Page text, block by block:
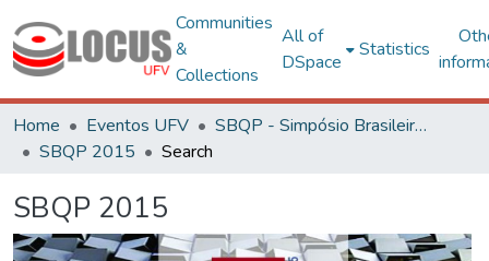
Communities
&
Collections
All of
DSpace
Statistics
Home Eventos UFV
SBQP - Simpósio Brasileiro de Qualidade do Projeto no Ambiente Construído
SBQP 2015
Search
SBQP 2015